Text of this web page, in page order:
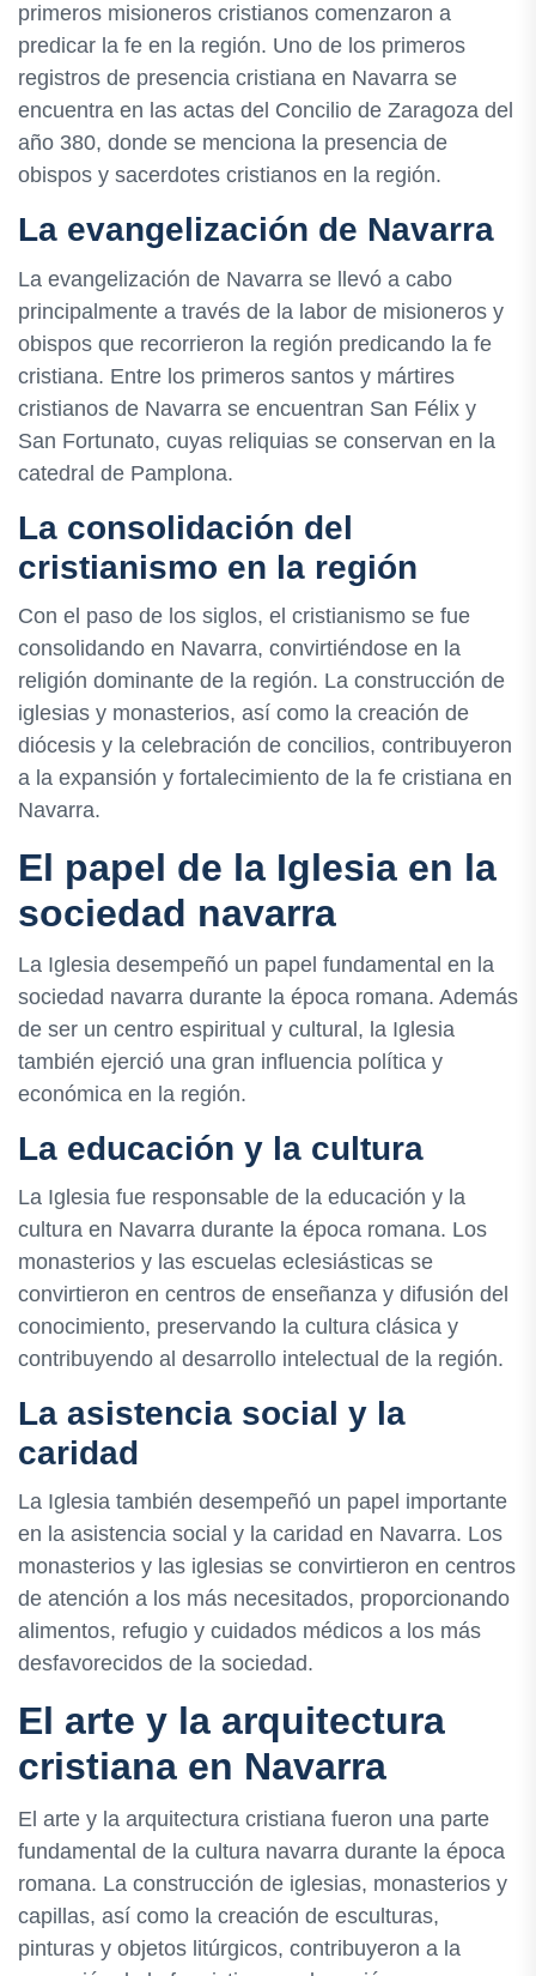
primeros misioneros cristianos comenzaron a
predicar la fe en la región. Uno de los primeros
registros de presencia cristiana en Navarra se
encuentra en las actas del Concilio de Zaragoza del
año 380, donde se menciona la presencia de
obispos y sacerdotes cristianos en la región.
La evangelización de Navarra
La evangelización de Navarra se llevó a cabo
principalmente a través de la labor de misioneros y
obispos que recorrieron la región predicando la fe
cristiana. Entre los primeros santos y mártires
cristianos de Navarra se encuentran San Félix y
San Fortunato, cuyas reliquias se conservan en la
catedral de Pamplona.
La consolidación del
cristianismo en la región
Con el paso de los siglos, el cristianismo se fue
consolidando en Navarra, convirtiéndose en la
religión dominante de la región. La construcción de
iglesias y monasterios, así como la creación de
diócesis y la celebración de concilios, contribuyeron
a la expansión y fortalecimiento de la fe cristiana en
Navarra.
El papel de la Iglesia en la
sociedad navarra
La Iglesia desempeñó un papel fundamental en la
sociedad navarra durante la época romana. Además
de ser un centro espiritual y cultural, la Iglesia
también ejerció una gran influencia política y
económica en la región.
La educación y la cultura
La Iglesia fue responsable de la educación y la
cultura en Navarra durante la época romana. Los
monasterios y las escuelas eclesiásticas se
convirtieron en centros de enseñanza y difusión del
conocimiento, preservando la cultura clásica y
contribuyendo al desarrollo intelectual de la región.
La asistencia social y la
caridad
La Iglesia también desempeñó un papel importante
en la asistencia social y la caridad en Navarra. Los
monasterios y las iglesias se convirtieron en centros
de atención a los más necesitados, proporcionando
alimentos, refugio y cuidados médicos a los más
desfavorecidos de la sociedad.
El arte y la arquitectura
cristiana en Navarra
El arte y la arquitectura cristiana fueron una parte
fundamental de la cultura navarra durante la época
romana. La construcción de iglesias, monasterios y
capillas, así como la creación de esculturas,
pinturas y objetos litúrgicos, contribuyeron a la